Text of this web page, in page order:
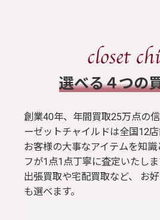
選べる４つの
創業40年、年間買取25万点の
ーゼットチャイルドは全国12店
お客様の大事なアイテムを知
フが1点1点丁寧に査定いたしま
出張買取や宅配買取など、 お
も選べます。